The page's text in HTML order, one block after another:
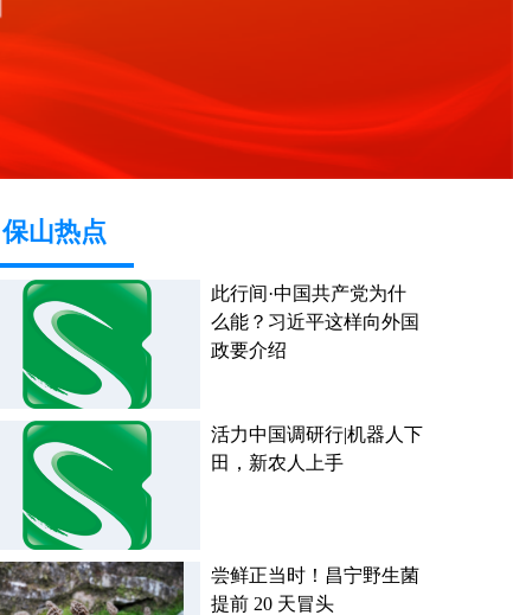
保山热点
此行间·中国共产党为什
么能？习近平这样向外国
政要介绍
活力中国调研行|机器人下
田，新农人上手
尝鲜正当时！昌宁野生菌
提前 20 天冒头